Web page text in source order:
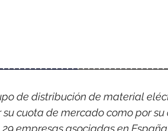
de distribución de material
su cuota de mercado como por
empresas asociadas en